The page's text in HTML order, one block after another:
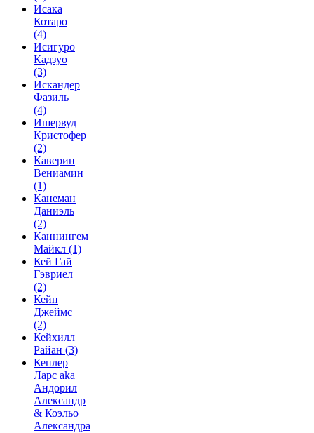
Исака
Котаро
(4)
Исигуро
Кадзуо
(3)
Искандер
Фазиль
(4)
Ишервуд
Кристофер
(2)
Каверин
Вениамин
(1)
Канеман
Даниэль
(2)
Каннингем
Майкл (1)
Кей Гай
Гэвриел
(2)
Кейн
Джеймс
(2)
Кейхилл
Райан (3)
Кеплер
Ларс aka
Андорил
Александр
& Коэльо
Александра